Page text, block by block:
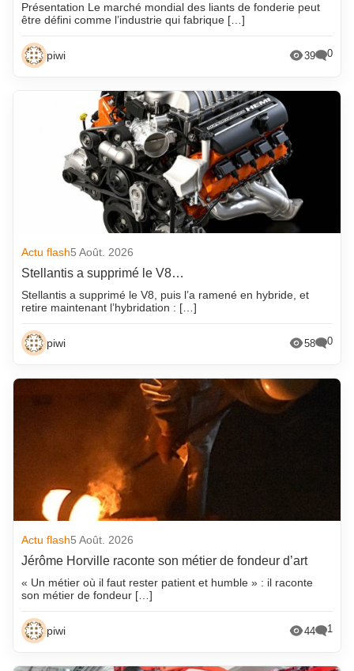
Présentation Le marché mondial des liants de fonderie peut
être défini comme l’industrie qui fabrique […]
piwi 39 0
Actu flash5 Août. 2026
Stellantis a supprimé le V8…
Stellantis a supprimé le V8, puis l’a ramené en hybride, et
retire maintenant l’hybridation : […]
piwi 58 0
Actu flash5 Août. 2026
Jérôme Horville raconte son métier de fondeur d’art
« Un métier où il faut rester patient et humble » : il raconte
son métier de fondeur […]
piwi 44 1